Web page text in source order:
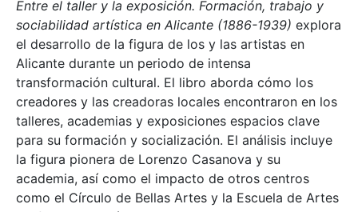
Entre el taller y la exposición. Formación, trabajo y
sociabilidad artística en Alicante (1886-1939) explora
el desarrollo de la figura de los y las artistas en
Alicante durante un periodo de intensa
transformación cultural. El libro aborda cómo los
creadores y las creadoras locales encontraron en los
talleres, academias y exposiciones espacios clave
para su formación y socialización. El análisis incluye
la figura pionera de Lorenzo Casanova y su
academia, así como el impacto de otros centros
como el Círculo de Bellas Artes y la Escuela de Artes